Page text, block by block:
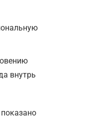
внутрь